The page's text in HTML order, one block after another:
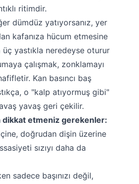
ritimdir.
dümdüz yatıyorsanız, yer
kafanıza hücum etmesine
yastıkla neredeyse oturur
çalışmak, zonklamayı
Kan basıncı baş
o "kalp atıyormuş gibi"
yavaş geri çekilir.
dikkat etmeniz gerekenler:
içine, doğrudan dişin üzerine
sızıyı daha da
sadece başınızı değil,